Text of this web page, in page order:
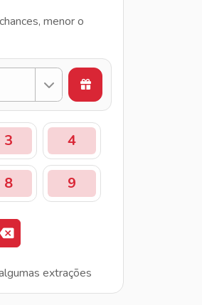
menor o
3 4
8 9
extrações